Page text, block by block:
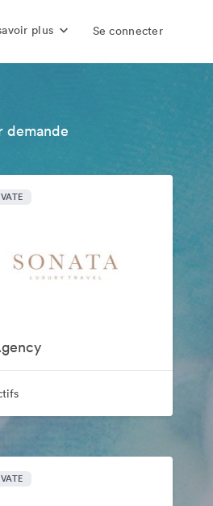
plus Se connecter
demande